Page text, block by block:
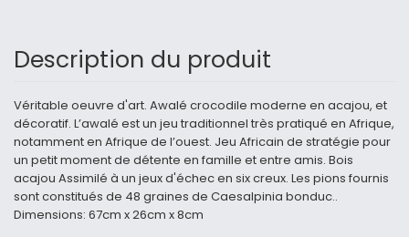
Description du produit
Véritable oeuvre d'art. Awalé crocodile moderne en acajou, et
décoratif. L’awalé est un jeu traditionnel très pratiqué en Afrique,
notamment en Afrique de l’ouest. Jeu Africain de stratégie pour
un petit moment de détente en famille et entre amis. Bois
acajou Assimilé à un jeux d'échec en six creux. Les pions fournis
sont constitués de 48 graines de Caesalpinia bonduc..
Dimensions: 67cm x 26cm x 8cm